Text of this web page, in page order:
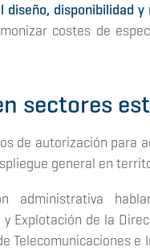
disponibilidad y
costes de
sectores
de autorización para
general en
administrativa
Explotación de la
Telecomunicaciones